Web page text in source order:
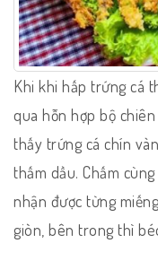
Khi khi hấp trứng cá
qua hỗn hợp bộ
thấy trứng cá chín
thấm dầu. Chấm
nhận được từng
giòn, bên trong thì